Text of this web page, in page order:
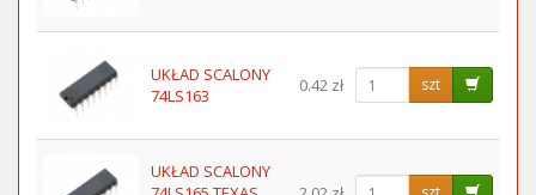
UKŁAD SCALONY
74LS163
0.42 zł szt
UKŁAD SCALONY